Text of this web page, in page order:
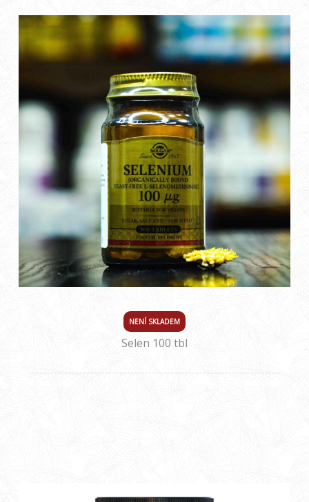
NENÍ SKLADEM
Selen 100 tbl